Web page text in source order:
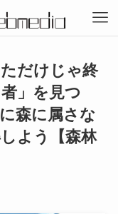
ただけじゃ終
」を見つ
森に属さな
よう【森林